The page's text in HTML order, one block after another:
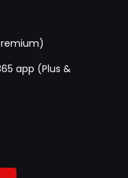
app (Plus &